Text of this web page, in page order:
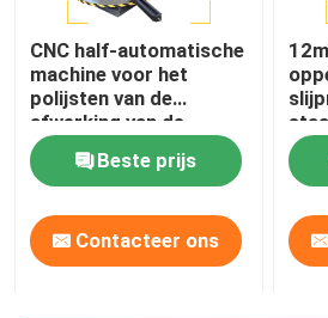
CNC half-automatische
machine voor het
polijsten van de
afwerking van de
afwerking van de
afwerkingBeste prijs
Contacteer ons